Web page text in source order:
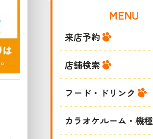
MENU
来店予約
店舗検索
フード・ドリンク
カラオケルーム・機種